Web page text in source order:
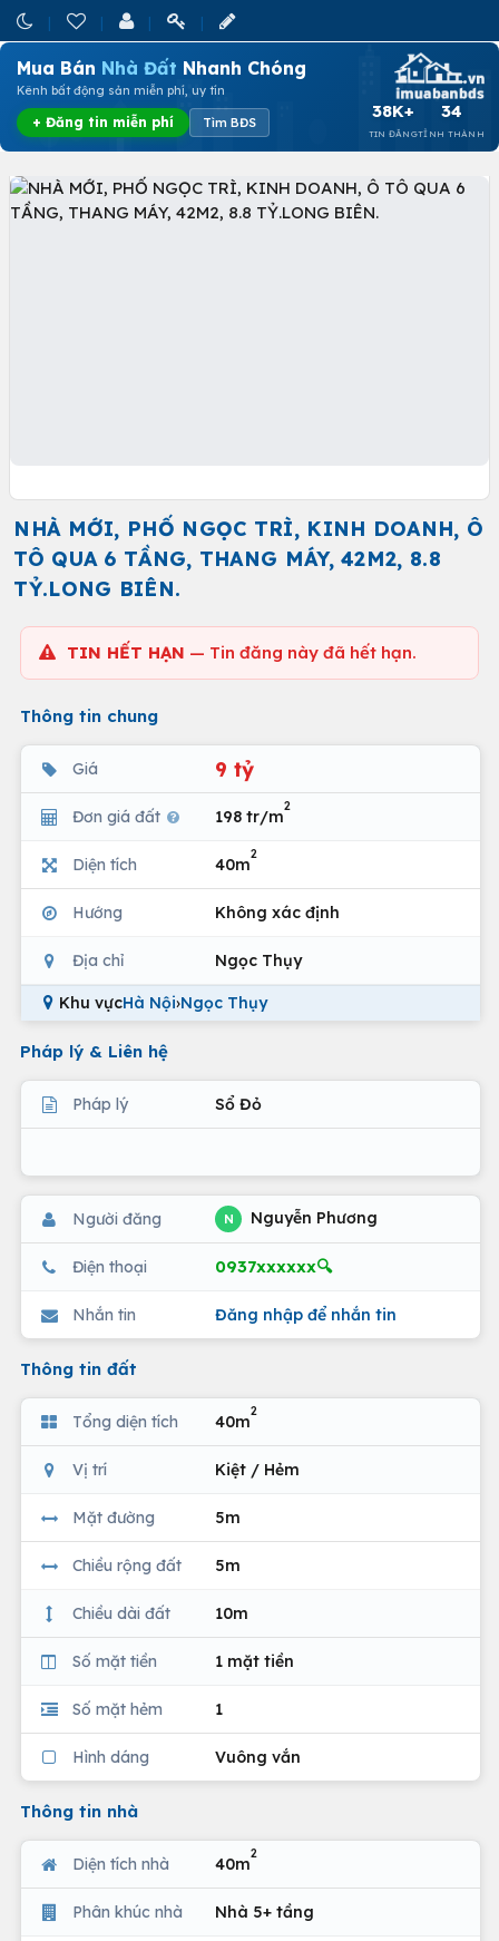
Mua Bán Nhà Đất Nhanh Chóng
Kênh bất động sản miễn phí, uy tín
+ Đăng tin miễn phí Tìm BĐS
38K+
TIN ĐĂNG
34
TỈNH THÀNH
NHÀ MỚI, PHỐ NGỌC TRÌ, KINH DOANH, Ô
TÔ QUA 6 TẦNG, THANG MÁY, 42M2, 8.8
TỶ.LONG BIÊN.
TIN HẾT HẠN — Tin đăng này đã hết hạn.
Thông tin chung
Giá 9 tỷ
Đơn giá đất 198 tr/m
2
Diện tích 40m
2
Hướng Không xác định
Địa chỉ Ngọc Thụy
Khu vựcHà Nội›Ngọc Thụy
Pháp lý & Liên hệ
Pháp lý Sổ Đỏ
Người đăng N Nguyễn Phương
Điện thoại 0937xxxxxx🔍
Nhắn tin Đăng nhập để nhắn tin
Thông tin đất
Tổng diện tích 40m
2
Vị trí Kiệt / Hẻm
Mặt đường 5m
Chiều rộng đất 5m
Chiều dài đất 10m
Số mặt tiền 1 mặt tiền
Số mặt hẻm 1
Hình dáng Vuông vắn
Thông tin nhà
Diện tích nhà 40m
2
Phân khúc nhà Nhà 5+ tầng